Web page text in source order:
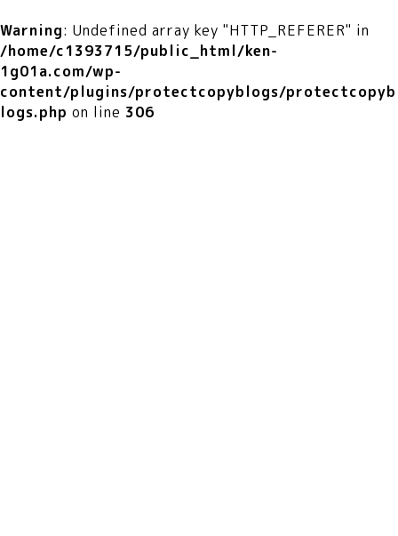
Warning: Undefined array key "HTTP_REFERER" in
/home/c1393715/public_html/ken-
1g01a.com/wp-
content/plugins/protectcopyblogs/protectcopyb
logs.php on line 306